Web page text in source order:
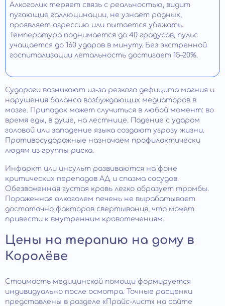
Алкоголик теряет связь с реальностью, видит
пугающие галлюцинации, не узнает родных,
проявляет агрессию или пытается убежать.
Температура поднимается до 40 градусов, пульс
учащается до 160 ударов в минуту. Без экстренной
госпитализации летальность достигает 15–20%.
Судороги возникают из-за резкого дефицита магния и
нарушения баланса возбуждающих медиаторов в
мозге. Припадок может случиться в любой момент: во
время еды, в душе, на лестнице. Падение с ударом
головой или западение языка создают угрозу жизни.
Противосудорожные назначаем профилактически
людям из группы риска.
Инфаркт или инсульт развиваются на фоне
критических перепадов АД и спазма сосудов.
Обезвоженная густая кровь легко образует тромбы.
Пораженная алкоголем печень не вырабатывает
достаточно факторов свертывания, что может
привести к внутренним кровотечениям.
Цены на терапию на дому в
Королёве
Стоимость медицинской помощи формируется
индивидуально после осмотра. Точные расценки
представлены в разделе «Прайс-лист» на сайте